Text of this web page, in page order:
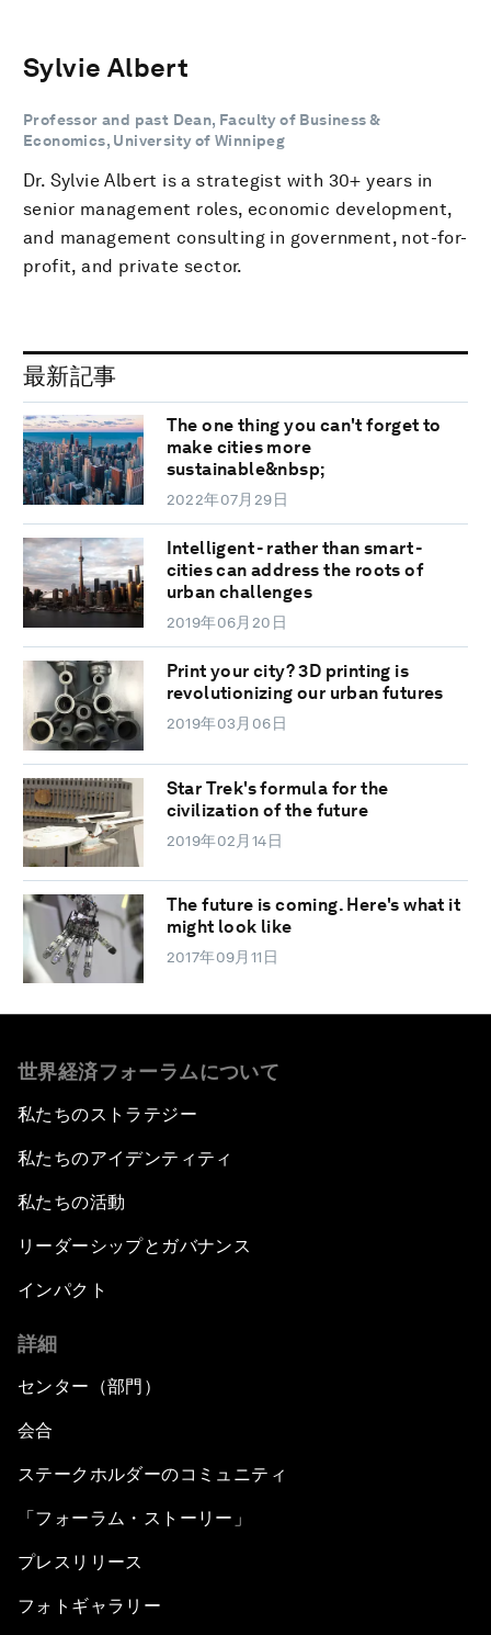
Sylvie Albert
Professor and past Dean, Faculty of Business &
Economics, University of Winnipeg
Dr. Sylvie Albert is a strategist with 30+ years in
senior management roles, economic development,
and management consulting in government, not-for-
profit, and private sector.
最新記事
The one thing you can't forget to
make cities more
sustainable&nbsp;
2022年07月29日
Intelligent - rather than smart -
cities can address the roots of
urban challenges
2019年06月20日
Print your city? 3D printing is
revolutionizing our urban futures
2019年03月06日
Star Trek's formula for the
civilization of the future
2019年02月14日
The future is coming. Here's what it
might look like
2017年09月11日
世界経済フォーラムについて
私たちのストラテジー
私たちのアイデンティティ
私たちの活動
リーダーシップとガバナンス
インパクト
詳細
センター（部門）
会合
ステークホルダーのコミュニティ
「フォーラム・ストーリー」
プレスリリース
フォトギャラリー